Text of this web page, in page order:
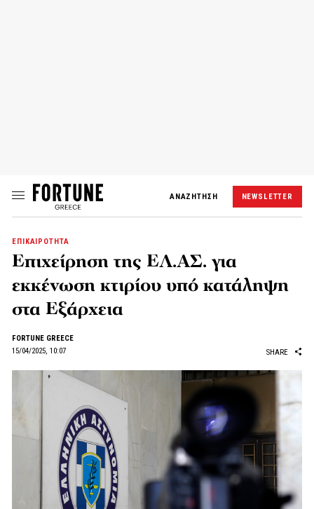
ΑΝΑΖΗΤΗΣΗ NEWSLETTER
ΕΠΙΚΑΙΡΟΤΗΤΑ
Επιχείρηση της ΕΛ.ΑΣ. για
εκκένωση κτιρίου υπό κατάληψη
στα Εξάρχεια
FORTUNE GREECE
15/04/2025, 10:07
SHARE